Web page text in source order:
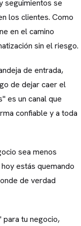
seguimientos se
los clientes. Como
en el camino
sin el riesgo.
de entrada,
de dejar caer el
es un canal que
confiable y a toda
sea menos
estás quemando
de verdad
tu negocio,